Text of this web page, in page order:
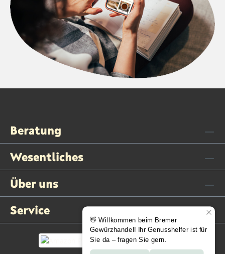
Beratung
Wesentliches
Über uns
Service